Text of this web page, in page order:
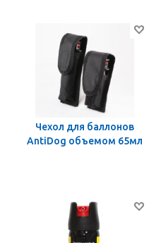
Чехол для баллонов
AntiDog объемом 65мл